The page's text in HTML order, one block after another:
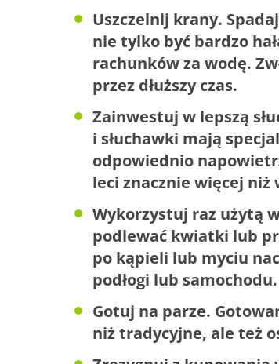
Uszczelnij krany.
nie tylko być bardzo
rachunków za wodę.
przez dłuższy czas.
Zainwestuj w lepszą
i słuchawki mają
odpowiednio
leci znacznie więcej niż
Wykorzystuj raz użytą
podlewać kwiatki lub
po kąpieli lub myciu
podłogi lub samochodu.
Gotuj na parze.
niż tradycyjne, ale też